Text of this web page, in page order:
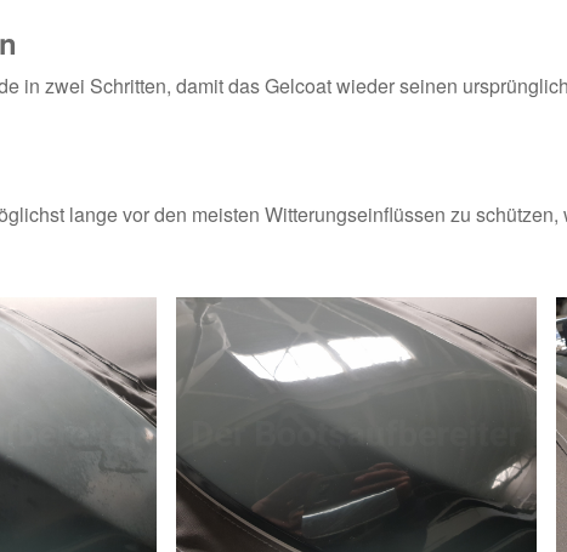
in zwei Schritten, damit das Gelcoat wieder seinen
lange vor den meisten Witterungseinflüssen zu